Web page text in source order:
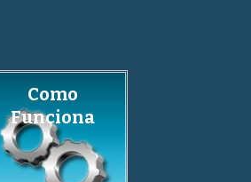
Como
Funciona